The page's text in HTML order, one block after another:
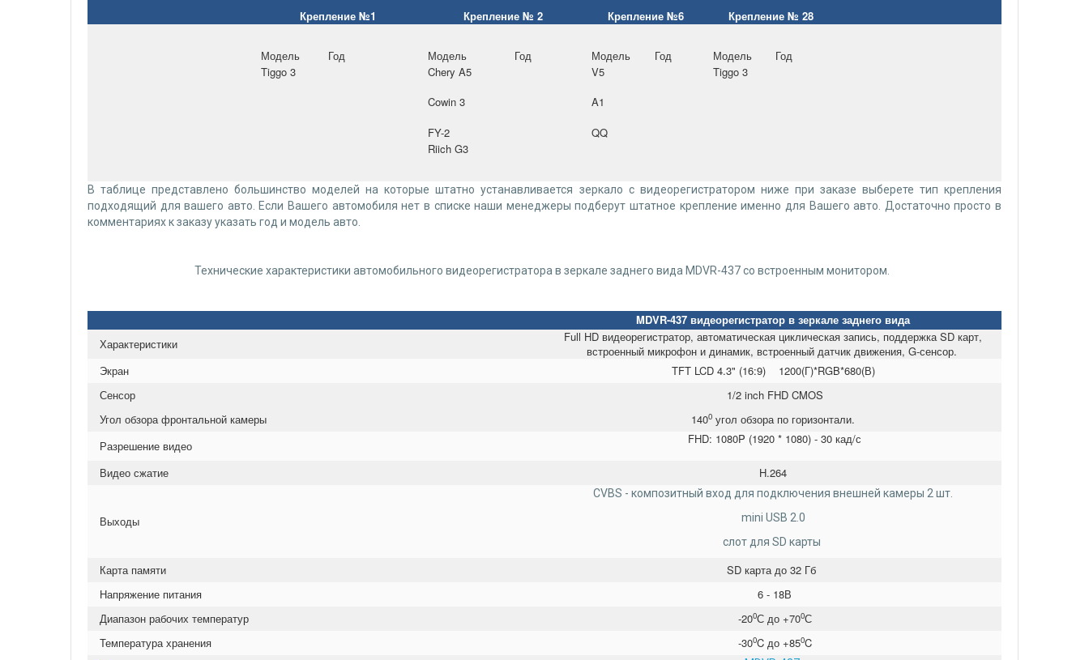
Крепление №1 Крепление № 2 Крепление №6 Крепление № 28
Модель Год Модель Год Модель Год Модель
Год
Tiggo 3
Chery A5 V5
Tiggo 3
Cowin 3
A1
FY-2
QQ
Riich G3
В таблице представлено большинство моделей на которые штатно устанавливается зеркало с видеорегистратором ниже при заказе выберете тип крепления
подходящий для вашего авто. Если Вашего автомобиля нет в списке наши менеджеры подберут штатное крепление именно для Вашего авто. Достаточно просто в
комментариях к заказу указать год и модель авто.
Технические характеристики автомобильного видеорегистратора в зеркале заднего вида MDVR-437 со встроенным монитором.
MDVR-437 видеорегистратор в зеркале заднего вида
Характеристики
Full HD видеорегистратор, автоматическая циклическая запись, поддержка SD карт,
встроенный микрофон и динамик, встроенный датчик движения, G-сенсор.
Экран
TFT LCD 4.3" (16:9) 1200(Г)*RGB*680(В)
Сенсор
1/2 inch FHD CMOS
Угол обзора фронтальной камеры
1400 угол обзора по горизонтали.
Разрешение видео
FHD: 1080P (1920 * 1080) - 30 кад/с
Видео сжатие H.264
Выходы
CVBS - композитный вход для подключения внешней камеры 2 шт.
mini USB 2.0
слот для SD карты
Карта памяти
SD карта до 32 Гб
Напряжение питания
6 - 18В
Диапазон рабочих температур
-200С до +700С
Температура хранения
-300C до +850C